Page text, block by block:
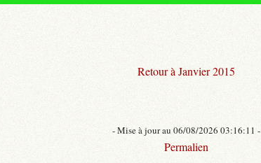
Retour à Janvier 2015
- Mise à jour au 06/08/2026 03:16:11 -
Permalien